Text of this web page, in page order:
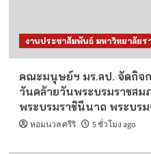
งานประชาสัมพันธ์ มหาวิทยาลัยร
คณะมนุษย์ฯ มร.ลป. จัดกิจ
วันคล้ายวันพระบรมราชสม
พระบรมราชินีนาถ พระบร
หอมนวล ศรีริ 5 ชั่วโมง ago